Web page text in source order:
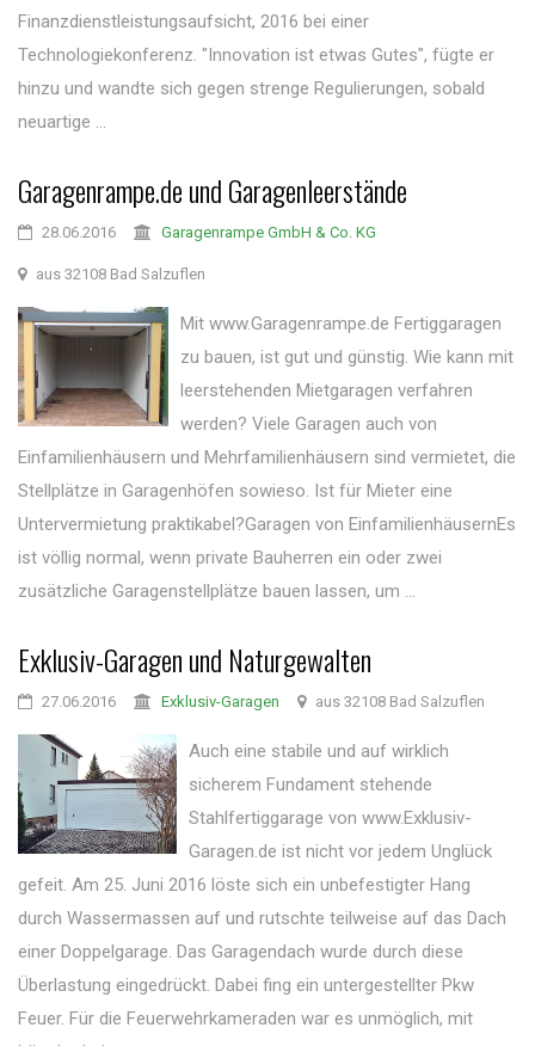
Finanzdienstleistungsaufsicht, 2016 bei einer
Technologiekonferenz. "Innovation ist etwas Gutes", fügte er
hinzu und wandte sich gegen strenge Regulierungen, sobald
neuartige ...
Garagenrampe.de und Garagenleerstände
28.06.2016 Garagenrampe GmbH & Co. KG
aus 32108 Bad Salzuflen
Mit www.Garagenrampe.de Fertiggaragen
zu bauen, ist gut und günstig. Wie kann mit
leerstehenden Mietgaragen verfahren
werden? Viele Garagen auch von
Einfamilienhäusern und Mehrfamilienhäusern sind vermietet, die
Stellplätze in Garagenhöfen sowieso. Ist für Mieter eine
Untervermietung praktikabel?Garagen von EinfamilienhäusernEs
ist völlig normal, wenn private Bauherren ein oder zwei
zusätzliche Garagenstellplätze bauen lassen, um ...
Exklusiv-Garagen und Naturgewalten
27.06.2016 Exklusiv-Garagen aus 32108 Bad Salzuflen
Auch eine stabile und auf wirklich
sicherem Fundament stehende
Stahlfertiggarage von www.Exklusiv-
Garagen.de ist nicht vor jedem Unglück
gefeit. Am 25. Juni 2016 löste sich ein unbefestigter Hang
durch Wassermassen auf und rutschte teilweise auf das Dach
einer Doppelgarage. Das Garagendach wurde durch diese
Überlastung eingedrückt. Dabei fing ein untergestellter Pkw
Feuer. Für die Feuerwehrkameraden war es unmöglich, mit